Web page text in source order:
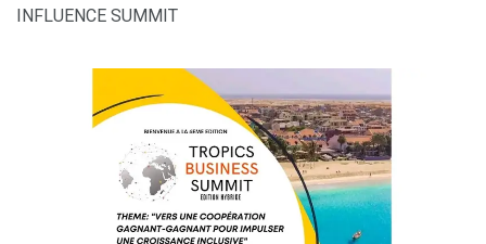
INFLUENCE SUMMIT